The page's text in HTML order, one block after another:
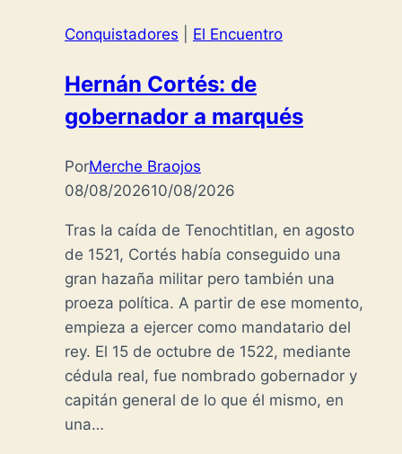
Conquistadores El Encuentro
Hernán Cortés: de
gobernador a marqués
PorMerche Braojos
08/08/202610/08/2026
Tras la caída de Tenochtitlan, en agosto
de 1521, Cortés había conseguido una
gran hazaña militar pero también una
proeza política. A partir de ese momento,
empieza a ejercer como mandatario del
rey. El 15 de octubre de 1522, mediante
cédula real, fue nombrado gobernador y
capitán general de lo que él mismo, en
una…